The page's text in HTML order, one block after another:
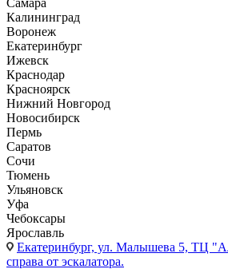
Самара
Калининград
Воронеж
Екатеринбург
Ижевск
Краснодар
Красноярск
Нижний Новгород
Новосибирск
Пермь
Саратов
Сочи
Тюмень
Ульяновск
Уфа
Чебоксары
Ярославль
Екатеринбург, ул. Малышева 5, ТЦ
справа от эскалатора.